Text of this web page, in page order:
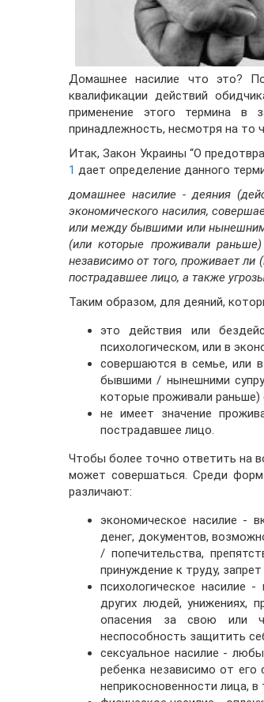
Домашнее насилие что это?
квалификации действий
применение этого термина в
принадлежность, несмотря на то
Итак, Закон Украины “​​О
1 дает определение данного
домашнее насилие - деяния
экономического насилия,
или между бывшими или
(или которые проживали
независимо от того, проживает
пострадавшее лицо, а также
Таким образом, для деяний,
это действия или
психологическом, или в
совершаются в семье, или
бывшими / нынешними
которые проживали
не имеет значение
пострадавшее лицо.
Чтобы более точно ответить на
может совершаться. Среди
различают:
экономическое насилие -
денег, документов,
/ попечительства,
принуждение к труду,
психологическое насилие -
других людей, унижениях,
опасения за свою или
неспособность защитить
сексуальное насилие -
ребенка независимо от его
неприкосновенности лица,